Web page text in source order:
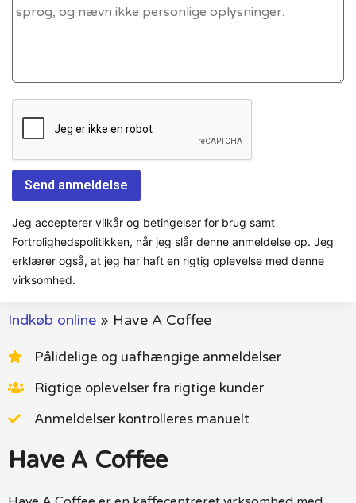
Jeg accepterer vilkår og betingelser for brug samt
Fortrolighedspolitikken, når jeg slår denne anmeldelse op. Jeg
erklærer også, at jeg har haft en rigtig oplevelse med denne
virksomhed.
Indkøb online » Have A Coffee
Pålidelige og uafhængige anmeldelser
Rigtige oplevelser fra rigtige kunder
Anmeldelser kontrolleres manuelt
Have A Coffee